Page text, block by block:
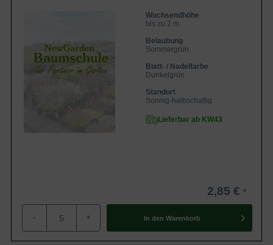
Wuchsendhöhe
bis zu 2 m
Belaubung
Sommergrün
Blatt- / Nadelfarbe
Dunkelgrün
Standort
Sonnig-halbschattig
Lieferbar ab KW43
2,85 €
- + In den Warenkorb